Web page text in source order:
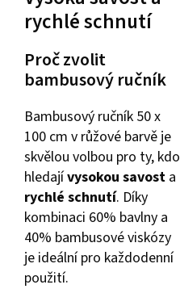
rychlé schnutí
Proč zvolit
bambusový ručník
Bambusový ručník 50 x
100 cm v růžové barvě je
skvělou volbou pro ty, kdo
hledajívysokou savost a
rychlé schnutí. Díky
kombinaci 60% bavlny a
40% bambusové viskózy
je ideální pro každodenní
použití.